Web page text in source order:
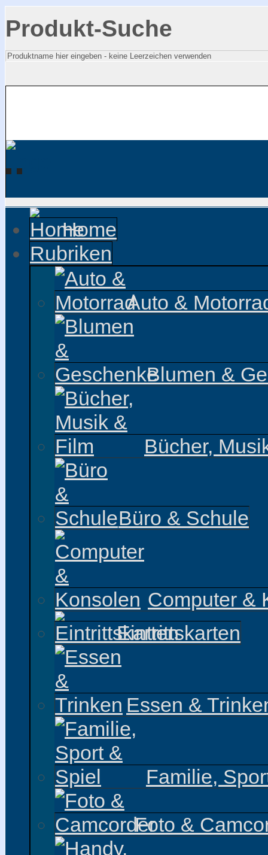
Produkt-Suche
Home
Rubriken
Auto &
Blumen &
Bücher,
Büro & Schule
Computer &
Eintrittskarten
Essen &
Familie,
Foto &